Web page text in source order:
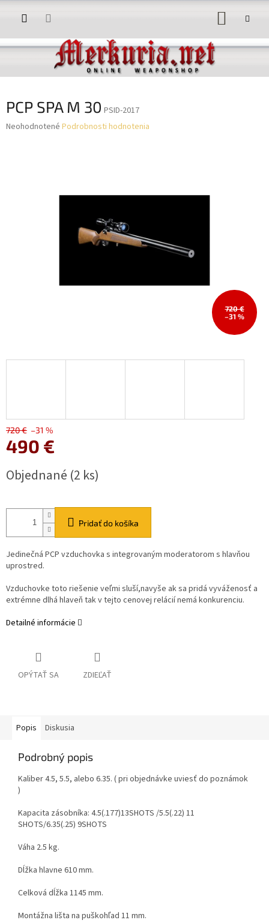
Prejsť
PCP SPA M 30 PSID-2017
Priemerné
Neohodnotené Podrobnosti hodnotenia
720 €
–31 %
720 € –31 %
490 €
cena:
Objednané (2 ks)
Pridať do košíka
Jedinečná PCP vzduchovka s integrovaným moderatorom s hlavňou
uprostred.
Vzduchovke toto riešenie veľmi sluší,navyše ak sa pridá vyváženosť a
extrémne dlhá hlaveň tak v tejto cenovej relácií nemá konkurenciu.
Detailné informácie
OPÝTAŤ SA ZDIEĽAŤ
Popis Diskusia
Podrobný popis
Kaliber 4.5, 5.5, alebo 6.35. ( pri objednávke uviesť do poznámok
)
Kapacita zásobníka: 4.5(.177)13SHOTS /5.5(.22) 11
SHOTS/6.35(.25) 9SHOTS
Váha 2.5 kg.
Dĺžka hlavne 610 mm.
Celková dĺžka 1145 mm.
Montážna lišta na puškohľad 11 mm.